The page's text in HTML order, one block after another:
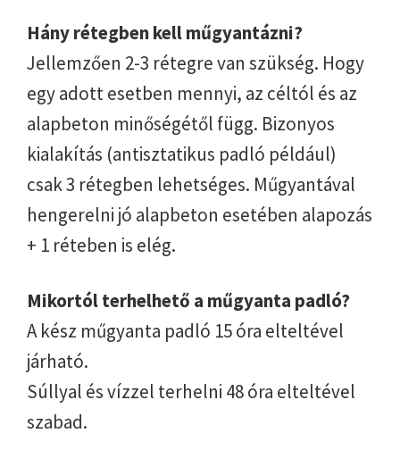
Hány rétegben kell műgyantázni?
Jellemzően 2-3 rétegre van szükség. Hogy
egy adott esetben mennyi, az céltól és az
alapbeton minőségétől függ. Bizonyos
kialakítás (antisztatikus padló például)
csak 3 rétegben lehetséges. Műgyantával
hengerelni jó alapbeton esetében alapozás
+ 1 réteben is elég.
Mikortól terhelhető a műgyanta padló?
A kész műgyanta padló 15 óra elteltével
járható.
Súllyal és vízzel terhelni 48 óra elteltével
szabad.